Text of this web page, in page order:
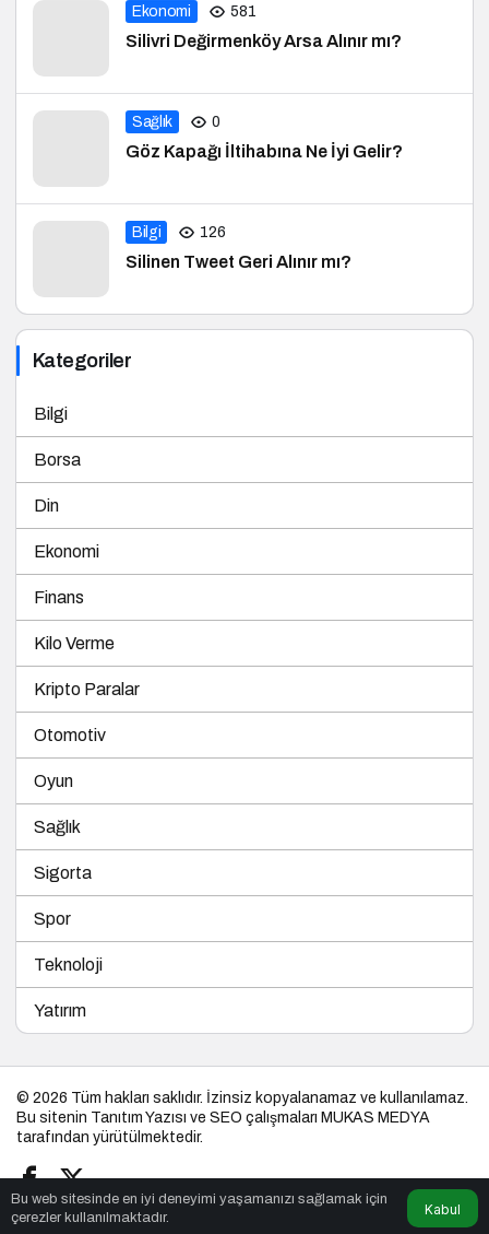
Ekonomi 581
Silivri Değirmenköy Arsa Alınır mı?
Sağlık 0
Göz Kapağı İltihabına Ne İyi Gelir?
Bilgi 126
Silinen Tweet Geri Alınır mı?
Kategoriler
Bilgi
Borsa
Din
Ekonomi
Finans
Kilo Verme
Kripto Paralar
Otomotiv
Oyun
Sağlık
Sigorta
Spor
Teknoloji
Yatırım
Bu web sitesinde en iyi deneyimi yaşamanızı sağlamak için
çerezler kullanılmaktadır.
Kabul
© 2026 Tüm hakları saklıdır. İzinsiz kopyalanamaz ve kullanılamaz.
Bu sitenin Tanıtım Yazısı ve SEO çalışmaları MUKAS MEDYA
tarafından yürütülmektedir.